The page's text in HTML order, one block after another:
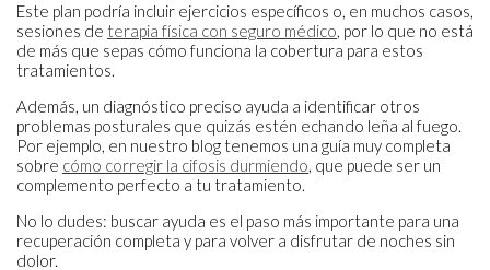
Este plan podría incluir ejercicios específicos o, en muchos casos,
sesiones de terapia física con seguro médico, por lo que no está
de más que sepas cómo funciona la cobertura para estos
tratamientos.
Además, un diagnóstico preciso ayuda a identificar otros
problemas posturales que quizás estén echando leña al fuego.
Por ejemplo, en nuestro blog tenemos una guía muy completa
sobre cómo corregir la cifosis durmiendo, que puede ser un
complemento perfecto a tu tratamiento.
No lo dudes: buscar ayuda es el paso más importante para una
recuperación completa y para volver a disfrutar de noches sin
dolor.